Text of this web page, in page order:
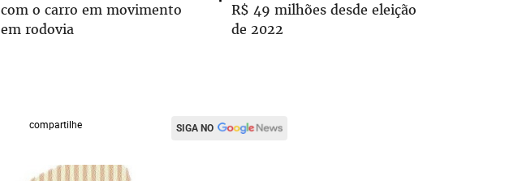
com o carro em movimento
em rodovia
R$ 49 milhões desde eleição
de 2022
compartilhe SIGA NO